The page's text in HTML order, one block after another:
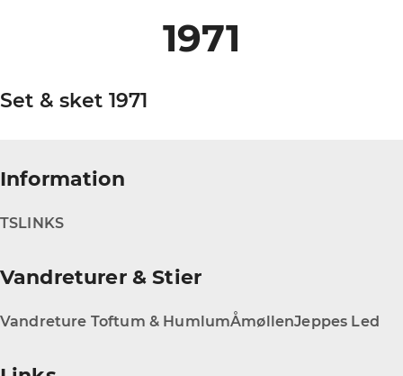
1971
Set & sket 1971
Information
TSLINKS
Vandreturer & Stier
Vandreture Toftum & HumlumÅmøllenJeppes Led